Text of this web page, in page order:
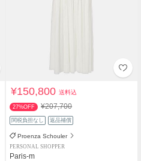
¥150,800送料込
27%OFF ¥207,700
関税負担なし 返品補償
Proenza Schouler
PERSONAL SHOPPER
Paris-m